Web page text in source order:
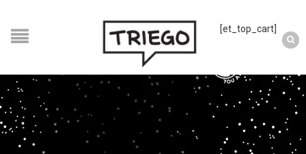
[et_top_cart]